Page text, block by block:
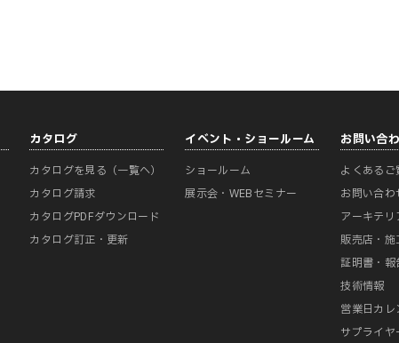
カタログ
カタログを見る（一覧へ）
カタログ請求
カタログPDFダウンロード
カタログ訂正・更新
イベント・ショールーム
ショールーム
展示会・WEBセミナー
お問い合
よくあるご
お問い合わ
アーキテリ
販売店・施
証明書・報
技術情報
営業日カレ
サプライヤ